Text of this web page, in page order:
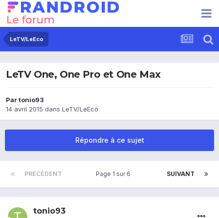
LeTV/LeEco
LeTV One, One Pro et One Max
Partonio93
14 avril 2015 dans LeTV/LeEco
Répondre à ce sujet
PRÉCÉDENT SUIVANT
Page 1 sur 6
tonio93